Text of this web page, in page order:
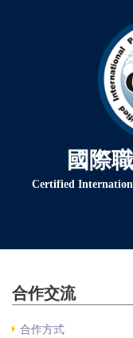
國際
Certified
合作交流
合作方式